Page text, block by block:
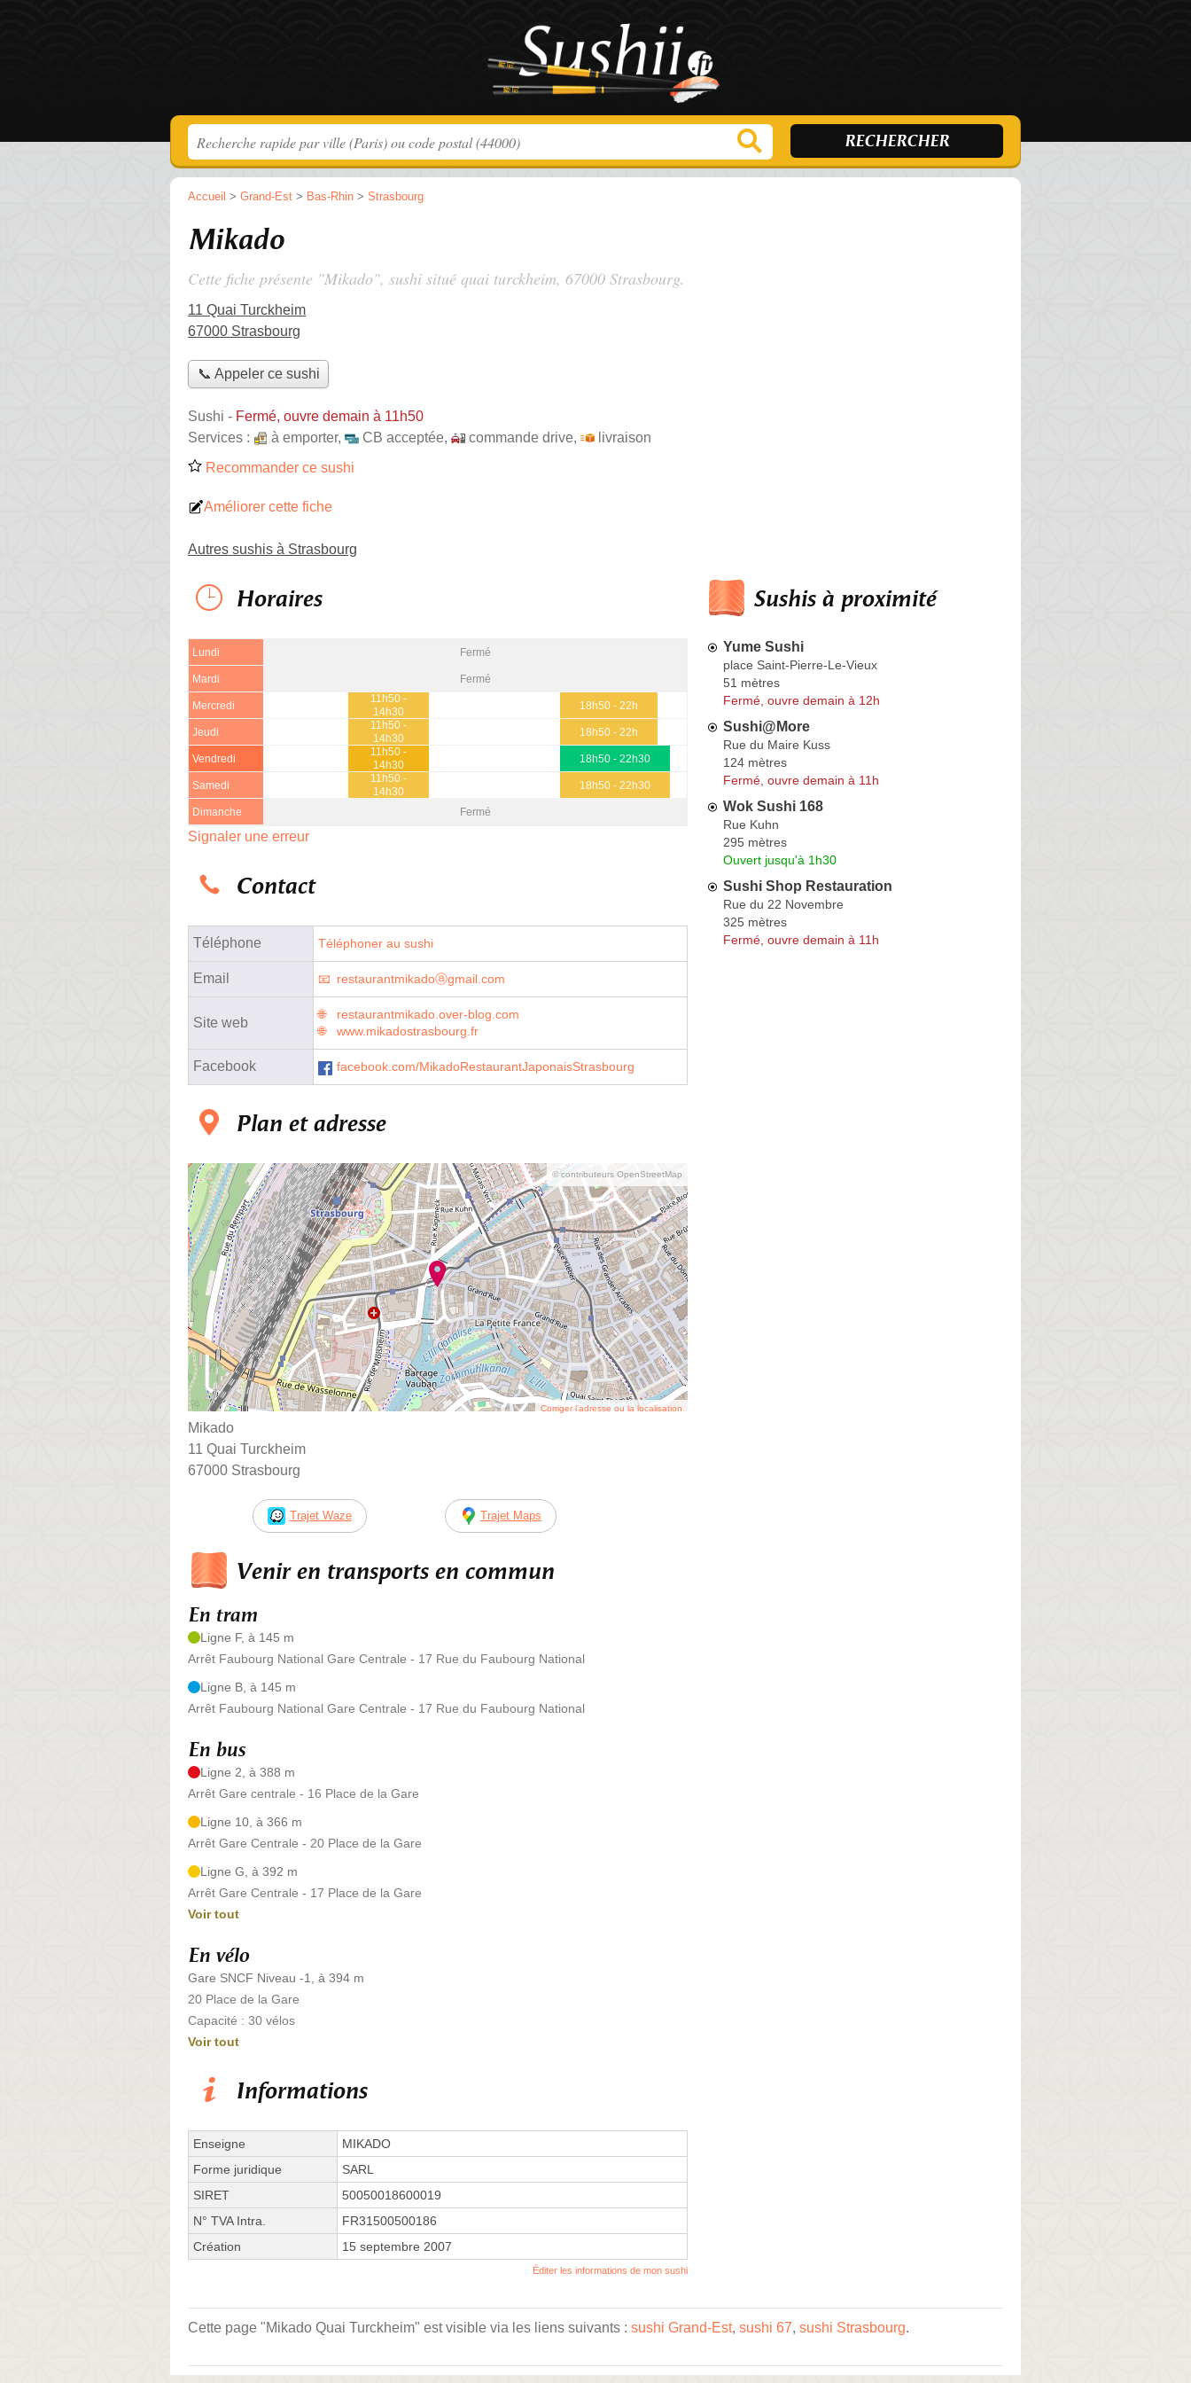
Accueil > Grand-Est > Bas-Rhin > Strasbourg
Mikado
Cette fiche présente "Mikado", sushi situé quai turckheim, 67000 Strasbourg.
11 Quai Turckheim
67000 Strasbourg
📞 Appeler ce sushi
Sushi - Fermé, ouvre demain à 11h50
Services :
à emporter, CB acceptée, commande drive,
livraison
Recommander ce sushi
Améliorer cette fiche
Autres sushis à Strasbourg
Horaires
Lundi Fermé
Mardi Fermé
Mercredi
11h50 -
14h30
18h50 - 22h
Jeudi
11h50 -
14h30
18h50 - 22h
Vendredi
11h50 -
14h30
18h50 - 22h30
Samedi
11h50 -
14h30
18h50 - 22h30
Dimanche Fermé
Signaler une erreur
Contact
Téléphone Téléphoner au sushi
Email restaurantmikadoⓐgmail.com
Site web
restaurantmikado.over-blog.com
www.mikadostrasbourg.fr
Facebook facebook.com/MikadoRestaurantJaponaisStrasbourg
Plan et adresse
© contributeurs OpenStreetMap
Corriger l’adresse ou la localisation
Mikado
11 Quai Turckheim
67000 Strasbourg
Trajet Waze Trajet Maps
Venir en transports en commun
En tram
Ligne F, à 145 m
Arrêt Faubourg National Gare Centrale - 17 Rue du Faubourg National
Ligne B, à 145 m
Arrêt Faubourg National Gare Centrale - 17 Rue du Faubourg National
En bus
Ligne 2, à 388 m
Arrêt Gare centrale - 16 Place de la Gare
Ligne 10, à 366 m
Arrêt Gare Centrale - 20 Place de la Gare
Ligne G, à 392 m
Arrêt Gare Centrale - 17 Place de la Gare
Voir tout
En vélo
Gare SNCF Niveau -1, à 394 m
20 Place de la Gare
Capacité : 30 vélos
Voir tout
Informations
Enseigne
MIKADO
Forme juridique
SARL
SIRET
50050018600019
N° TVA Intra.
FR31500500186
Création
15 septembre 2007
Éditer les informations de mon sushi
Sushis à proximité
Yume Sushi
place Saint-Pierre-Le-Vieux
51 mètres
Fermé, ouvre demain à 12h
Sushi@More
Rue du Maire Kuss
124 mètres
Fermé, ouvre demain à 11h
Wok Sushi 168
Rue Kuhn
295 mètres
Ouvert jusqu'à 1h30
Sushi Shop Restauration
Rue du 22 Novembre
325 mètres
Fermé, ouvre demain à 11h
Cette page "Mikado Quai Turckheim" est visible via les liens suivants : sushi Grand-Est, sushi 67, sushi Strasbourg.